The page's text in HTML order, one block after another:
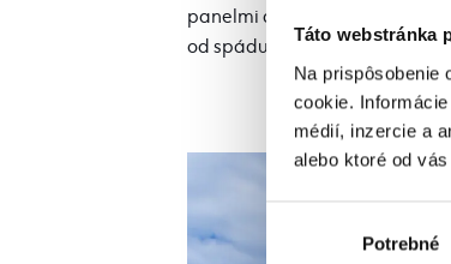
Táto webstránka
Na prispôsobenie
cookie.
médií, inzercie a
alebo ktoré od
Potrebné
panelmi a strechou, je vždy
od spádu strechy).